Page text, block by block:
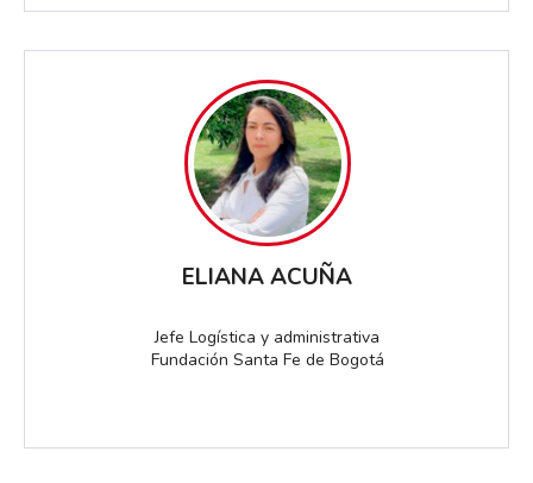
ELIANA ACUÑA
Jefe Logística y administrativa
Fundación Santa Fe de Bogotá